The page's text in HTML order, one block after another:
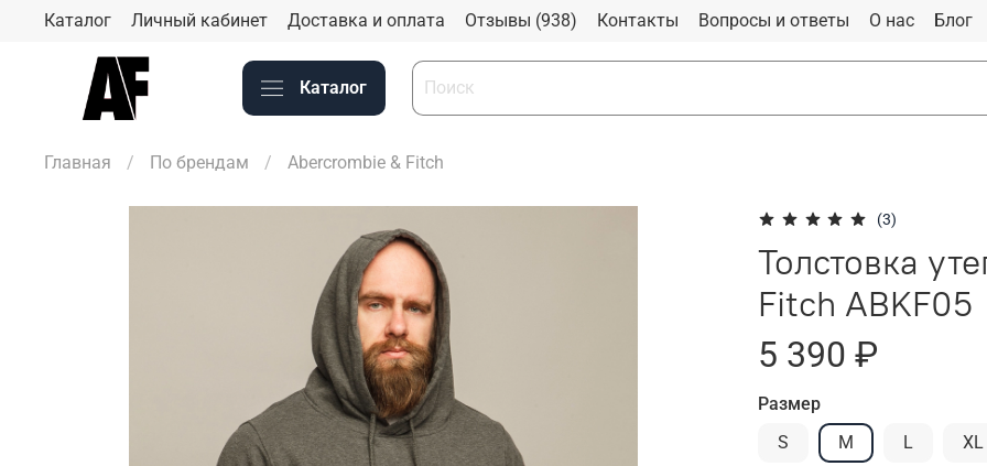
Каталог Личный кабинет Доставка и оплата Отзывы (938) Контакты Вопросы и ответы О нас Блог
Каталог
Главная По брендам Abercrombie & Fitch
(3)
Толстовка
Fitch ABKF05
5 390 ₽
Размер
S
M L XL